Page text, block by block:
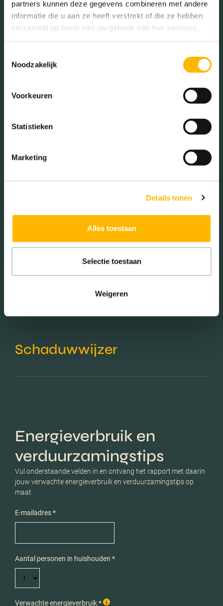
partners kunnen deze gegevens combineren met andere
informatie die u aan ze heeft verstrekt of die ze hebben
verzameld op basis van uw gebruik van hun services.
Noodzakelijk
Voorkeuren
Statistieken
Marketing
Details tonen
Alles toestaan
Selectie toestaan
Weigeren
Gezinnen met kinderen
Zonder kinderen (28.83%)
Éénpersoons huishoudens
Koop (94.95%)
Huur (5.05%)
Aantal inwoners:
1250
Schaduwwijzer
Energieverbruik en
verduurzamingstips
Vul onderstaande velden in en ontvang het rapport met daarin
jouw verwachte energieverbruik en verduurzamingstips op
maat.
E-mailadres *
Aantal personen in huishouden *
Verwachte energieverbruik *